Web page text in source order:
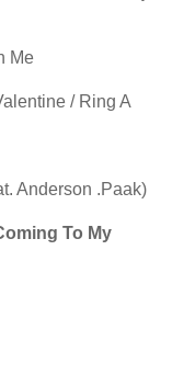
Me
/ Ring A
Anderson .Paak)
To My